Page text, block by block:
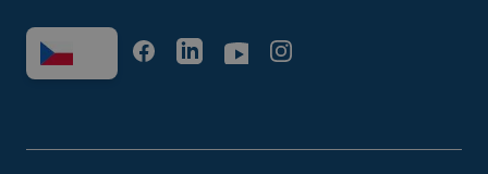
FACEBOOKLINKEDINYOUTUBEINSTAGRAM